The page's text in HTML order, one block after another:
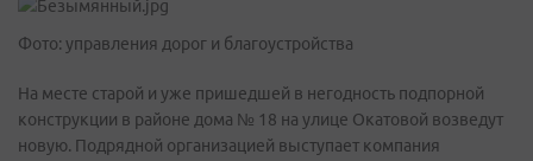
Фото: управления дорог и благоустройства
На месте старой и уже пришедшей в негодность подпорной
конструкции в районе дома № 18 на улице Окатовой возведут
новую. Подрядной организацией выступает компания